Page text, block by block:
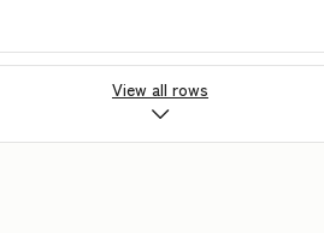
の設定、リソースの割り当て）
View all rows